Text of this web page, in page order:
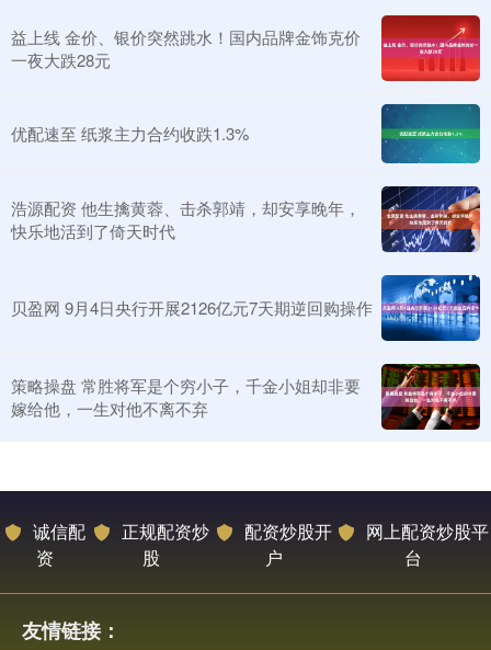
益上线 金价、银价突然跳水！国内品牌金饰克价
一夜大跌28元
优配速至 纸浆主力合约收跌1.3%
浩源配资 他生擒黄蓉、击杀郭靖，却安享晚年，
快乐地活到了倚天时代
贝盈网 9月4日央行开展2126亿元7天期逆回购操作
策略操盘 常胜将军是个穷小子，千金小姐却非要
嫁给他，一生对他不离不弃
诚信配
资
正规配资炒
股
配资炒股开
户
网上配资炒股平
台
友情链接：